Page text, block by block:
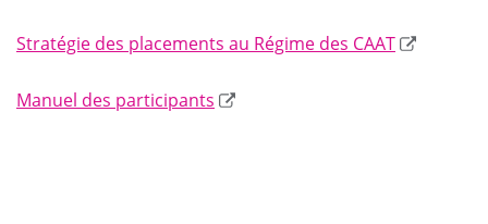
Stratégie des placements au Régime des CAAT
Manuel des participants